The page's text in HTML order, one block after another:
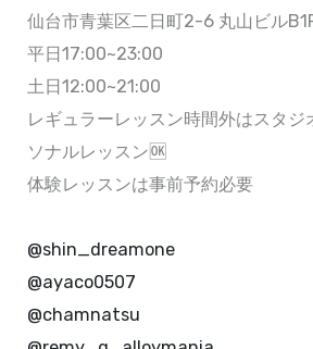
仙台市青葉区二日町2-6 丸山ビル
平日17:00~23:00
土日12:00~21:00
レギュラーレッスン時間外はスタジ
ソナルレッスン🆗
体験レッスンは事前予約必要
@shin_dreamone
@ayaco0507
@chamnatsu